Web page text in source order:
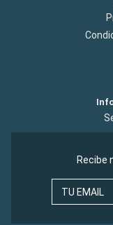
Recibe
TU EMAIL